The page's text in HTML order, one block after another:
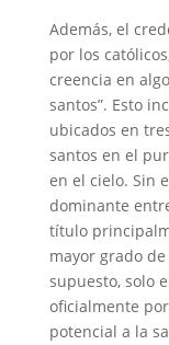
Además, el
por los
creencia en
santos”. Esto
ubicados en
santos en el
en el cielo. Sin
dominante
título
mayor grado
supuesto, solo
oficialmente
potencial a la